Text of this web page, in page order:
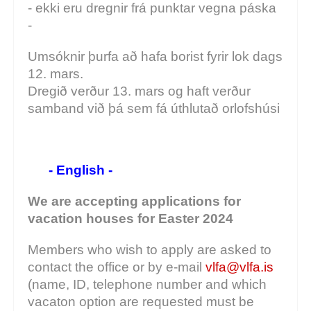
- ekki eru dregnir frá punktar vegna páska
-
Umsóknir þurfa að hafa borist fyrir lok dags
12. mars.
Dregið verður 13. mars og haft verður
samband við þá sem fá úthlutað orlofshúsi
- English -
We are accepting applications for
vacation houses for Easter 2024
Members who wish to apply are asked to
contact the office or by e-mail vlfa@vlfa.is
(name, ID, telephone number and which
vacaton option are requested must be